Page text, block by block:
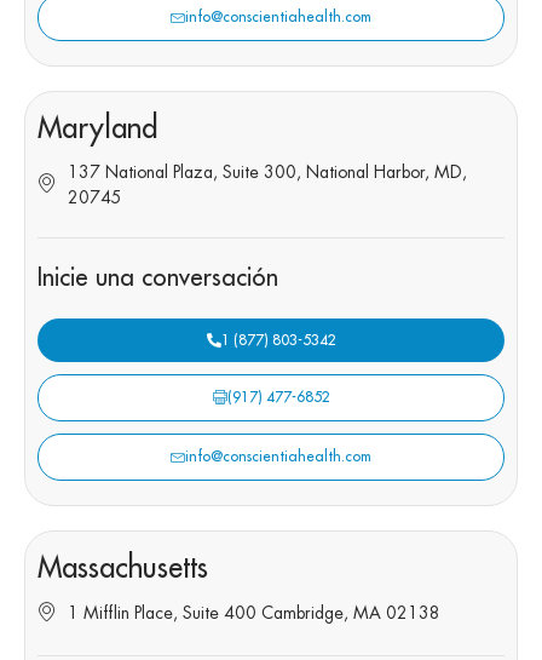
info@conscientiahealth.com
Maryland
137 National Plaza, Suite 300, National Harbor, MD,
20745
Inicie una conversación
1 (877) 803-5342
(917) 477-6852
info@conscientiahealth.com
Massachusetts
1 Mifflin Place, Suite 400 Cambridge, MA 02138